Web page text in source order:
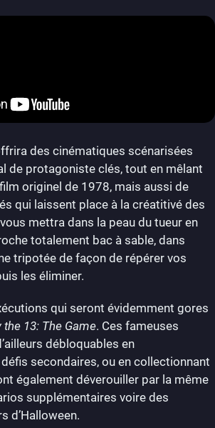
des cinématiques scénarisées
de protagoniste clés, tout en mêlant
originel de 1978, mais aussi de
qui laissent place à la créatitivé des
mettra dans la peau du tueur en
totalement bac à sable, dans
tripotée de façon de répérer vos
les éliminer.
qui seront évidemment gores
the 13: The Game. Ces fameuses
débloquables en
secondaires, ou en collectionnant
également déverouiller par la même
supplémentaires voire des
d’Halloween.